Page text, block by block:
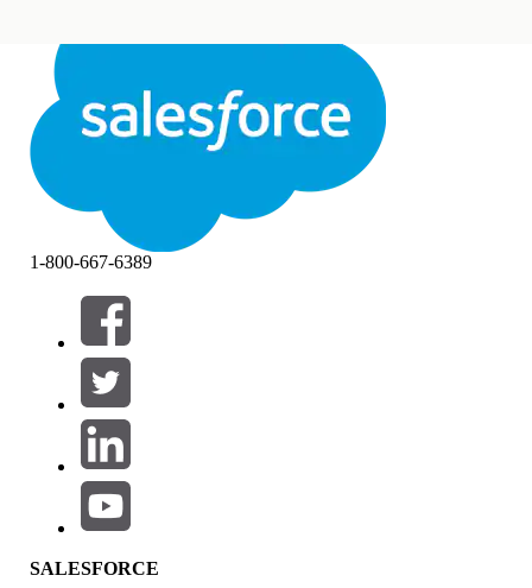
StängStäng
Filter (0)
VÄLJ FILTER
Produktområde
Funktionspåverkan
1-800-667-6389
SALESFORCE